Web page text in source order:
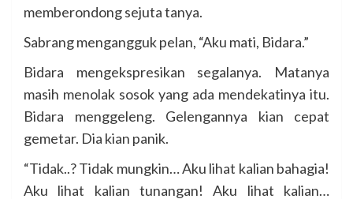
memberondong sejuta tanya.
Sabrang mengangguk pelan, “Aku mati, Bidara.”
Bidara mengekspresikan segalanya. Matanya
masih menolak sosok yang ada mendekatinya itu.
Bidara menggeleng. Gelengannya kian cepat
gemetar. Dia kian panik.
“Tidak..? Tidak mungkin… Aku lihat kalian bahagia!
Aku lihat kalian tunangan! Aku lihat kalian…